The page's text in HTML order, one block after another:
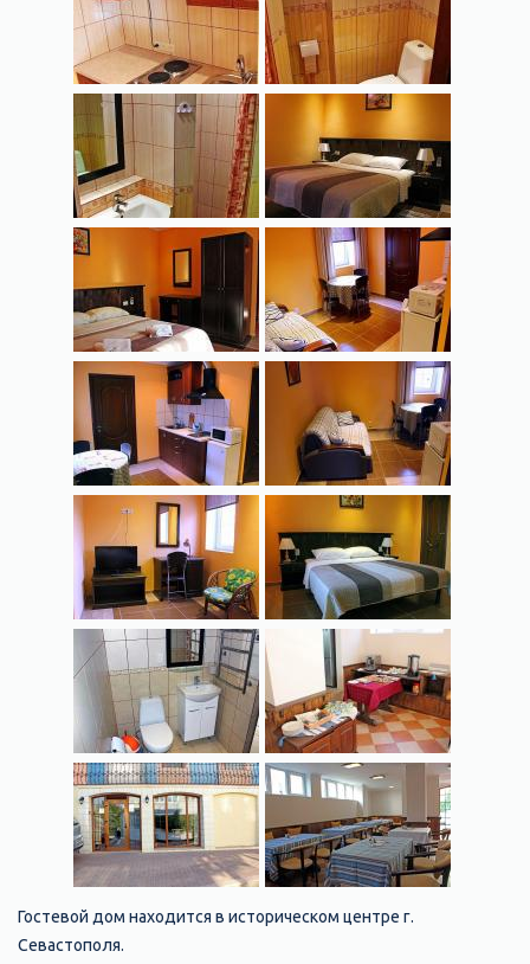
Гостевой дом находится в историческом центре г.
Севастополя.